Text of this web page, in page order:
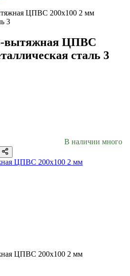
ЦПВС 200х100 2 мм
3
вытяжная ЦПВС
сталь 3
В наличии много